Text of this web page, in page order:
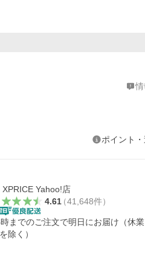
ポイント
XPRICE Yahoo!店
4.61（41,648件）
までのご注文で明日にお届け（休業
除く）